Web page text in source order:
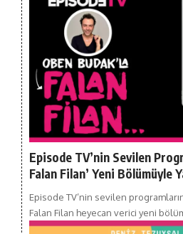
Episode TV’nin Sevilen
Falan Filan’ Yeni Bölümüyle
Episode TV’nin sevilen
Falan Filan heyecan verici yeni